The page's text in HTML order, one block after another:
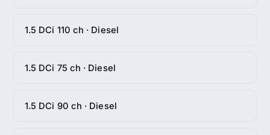
1.5 DCi 110 ch · Diesel
1.5 DCi 75 ch · Diesel
1.5 DCi 90 ch · Diesel